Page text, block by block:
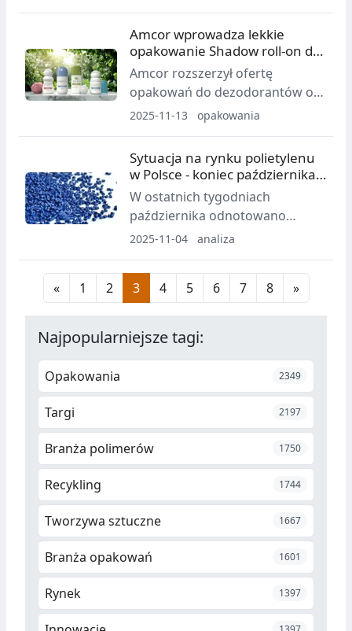
zastosowań farmaceutycznych i
medycznych. Produkt
wykorzystuje kompozycje
MedEco na bazie PLA lub bio-PE i
spełnia typowe wymagania
regulacyjne.
Amcor wprowadza lekkie
opakowanie Shadow roll-on do
dezodorantów
Amcor rozszerzył ofertę
opakowań do dezodorantów o
Shadow, lekki roll‑on
elementy z PE i PP gotowe do
recyklingu, które mogą zawierać
do 60% tworzywa PCR (z
recyklingu poużytkowego).
2025-11-13 opakowania
Sytuacja na rynku polietylenu
w Polsce - koniec października
2025
W ostatnich tygodniach
października odnotowano
szereg zdarzeń u producentów
Środkowej, które mogą
ograniczyć podaż polietylenu w
2025-11-04 analiza
« 1 2 3 4 5 6 7 8 »
Najpopularniejsze tagi:
Opakowania 2349
Targi 2197
Branża polimerów 1750
Recykling 1744
Tworzywa sztuczne 1667
Branża opakowań 1601
Rynek 1397